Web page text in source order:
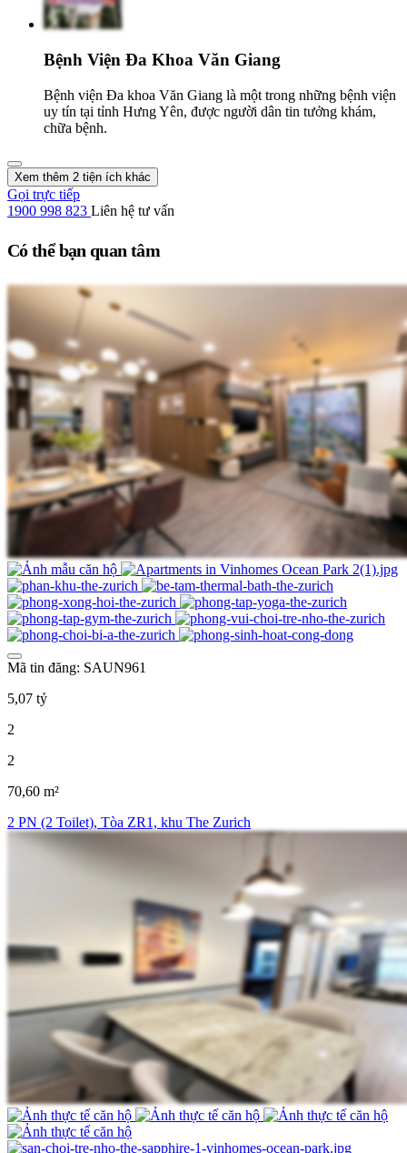
Bệnh Viện Đa Khoa Văn Giang
Bệnh viện Đa khoa Văn Giang là một trong những bệnh viện
uy tín tại tỉnh Hưng Yên, được người dân tin tưởng khám,
chữa bệnh.
Xem thêm 2 tiện ích khác
Gọi trực tiếp
1900 998 823 Liên hệ tư vấn
Có thể bạn quan tâm
Mã tin đăng: SAUN961
5,07 tỷ
2
2
70,60 m²
2 PN (2 Toilet), Tòa ZR1, khu The Zurich